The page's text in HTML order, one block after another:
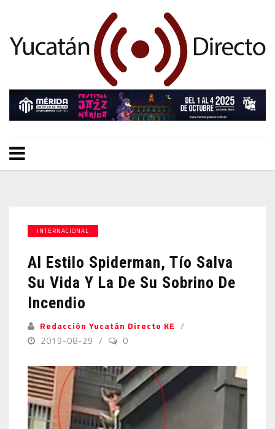
INTERNACIONAL
Al Estilo Spiderman, Tío Salva
Su Vida Y La De Su Sobrino De
Incendio
Redacción Yucatán Directo KE
2019-08-29
0